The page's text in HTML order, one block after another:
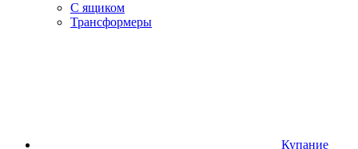
С ящиком
Трансформеры
Купание